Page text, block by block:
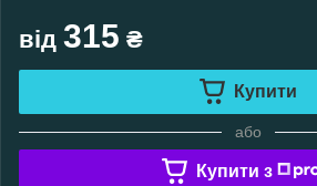
від 315 ₴
Купити
або
Купити з